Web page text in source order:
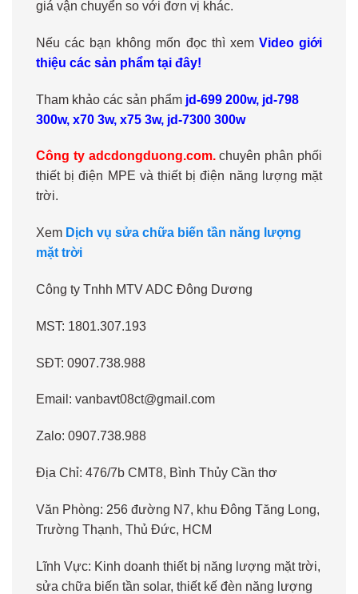
giá vận chuyển so với đơn vị khác.
Nếu các bạn không mốn đọc thì xem Video giới
thiệu các sản phẩm tại đây!
Tham khảo các sản phẩm jd-699 200w, jd-798
300w, x70 3w, x75 3w, jd-7300 300w
Công ty adcdongduong.com. chuyên phân phối
thiết bị điện MPE và thiết bị điện năng lượng mặt
trời.
Xem Dịch vụ sửa chữa biến tần năng lượng
mặt trời
Công ty Tnhh MTV ADC Đông Dương
MST: 1801.307.193
SĐT: 0907.738.988
Email: vanbavt08ct@gmail.com
Zalo: 0907.738.988
Địa Chỉ: 476/7b CMT8, Bình Thủy Cần thơ
Văn Phòng: 256 đường N7, khu Đông Tăng Long,
Trường Thạnh, Thủ Đức, HCM
Lĩnh Vực: Kinh doanh thiết bị năng lượng mặt trời,
sửa chữa biến tần solar, thiết kế đèn năng lượng